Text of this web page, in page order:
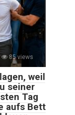
85 views
weil
seiner
Tag
aufs Bett